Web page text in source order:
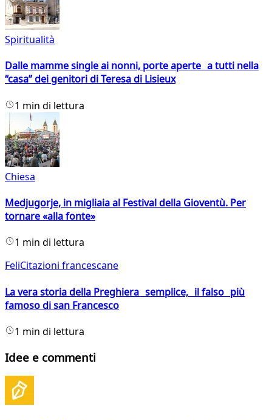
Spiritualità
Dalle mamme single ai nonni, porte aperte a tutti nella
“casa” dei genitori di Teresa di Lisieux
1 min di lettura
Chiesa
Medjugorje, in migliaia al Festival della Gioventù. Per
tornare «alla fonte»
1 min di lettura
FeliCitazioni francescane
La vera storia della Preghiera semplice, il falso più
famoso di san Francesco
1 min di lettura
Idee e commenti